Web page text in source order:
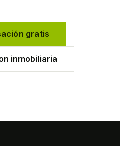
gratis
inmobiliaria